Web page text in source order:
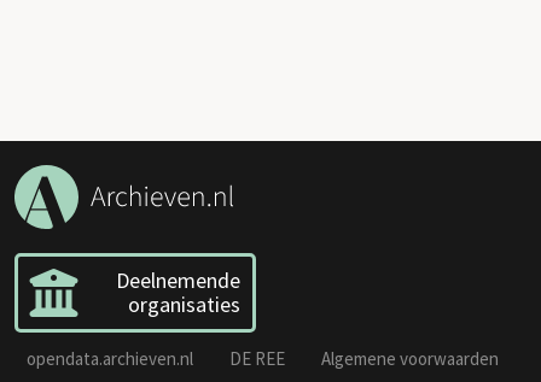
Deelnemende
organisaties
opendata.archieven.nl DE REE
Algemene voorwaarden